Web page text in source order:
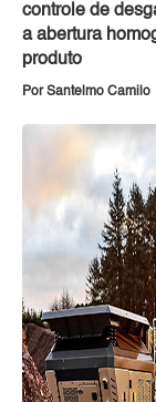
controle de
a abertura
produto
Por Santelmo Camilo